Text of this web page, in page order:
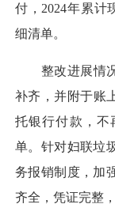
付，2024年累计
细清单。
整改进展情况
补齐，并附于账
托银行付款，不
单。针对妇联垃
务报销制度，加
齐全，凭证完整